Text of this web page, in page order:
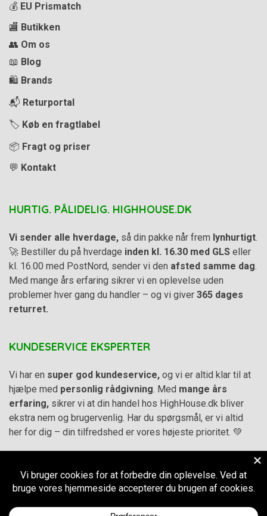
💰 EU Prismatch
🏬 Butikken
👥 Om os
📖 Blog
🛍️ Brands
📬 Returportal
🏷️ Køb en fragtlabel
📦 Fragt og priser
💬 Kontakt
HURTIG. PÅLIDELIG. HIGHHOUSE.DK
Vi sender alle hverdage, så din pakke når frem lynhurtigt.
🚀 Bestiller du på hverdage inden kl. 16.30 med GLS eller
kl. 16.00 med PostNord, sender vi den afsted samme dag.
Med mange års erfaring sikrer vi en oplevelse uden
problemer hver gang du handler – og vi giver 365 dages
returret.
KUNDESERVICE EKSPERTER
Vi har en super god kundeservice, og vi er altid klar til at
hjælpe med personlig rådgivning. Med mange års
erfaring, sikrer vi at din handel hos HighHouse.dk bliver
ekstra nem og brugervenlig. Har du spørgsmål, er vi altid
her for dig – din tilfredshed er vores højeste prioritet. 💚
Handelsbetingelser– Cookie- og privatlivspolitik